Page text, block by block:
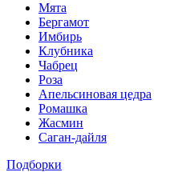
Мята
Бергамот
Имбирь
Клубника
Чабрец
Роза
Апельсиновая цедра
Ромашка
Жасмин
Саган-дайля
Подборки